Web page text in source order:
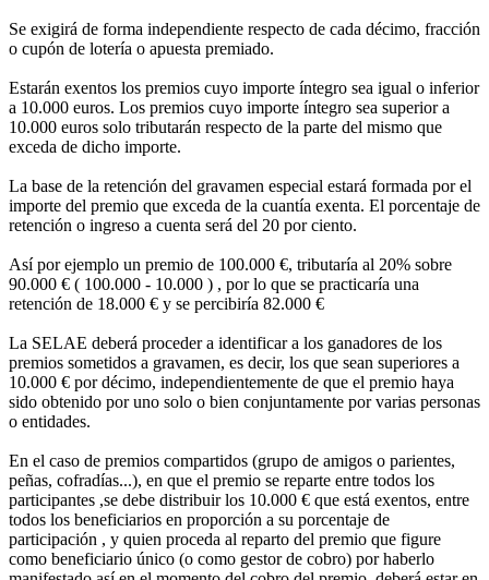
Se exigirá de forma independiente respecto de cada décimo, fracción
o cupón de lotería o apuesta premiado.
Estarán exentos los premios cuyo importe íntegro sea igual o inferior
a 10.000 euros. Los premios cuyo importe íntegro sea superior a
10.000 euros solo tributarán respecto de la parte del mismo que
exceda de dicho importe.
La base de la retención del gravamen especial estará formada por el
importe del premio que exceda de la cuantía exenta. El porcentaje de
retención o ingreso a cuenta será del 20 por ciento.
Así por ejemplo un premio de 100.000 €, tributaría al 20% sobre
90.000 € ( 100.000 - 10.000 ) , por lo que se practicaría una
retención de 18.000 € y se percibiría 82.000 €
La SELAE deberá proceder a identificar a los ganadores de los
premios sometidos a gravamen, es decir, los que sean superiores a
10.000 € por décimo, independientemente de que el premio haya
sido obtenido por uno solo o bien conjuntamente por varias personas
o entidades.
En el caso de premios compartidos (grupo de amigos o parientes,
peñas, cofradías...), en que el premio se reparte entre todos los
participantes ,se debe distribuir los 10.000 € que está exentos, entre
todos los beneficiarios en proporción a su porcentaje de
participación , y quien proceda al reparto del premio que figure
como beneficiario único (o como gestor de cobro) por haberlo